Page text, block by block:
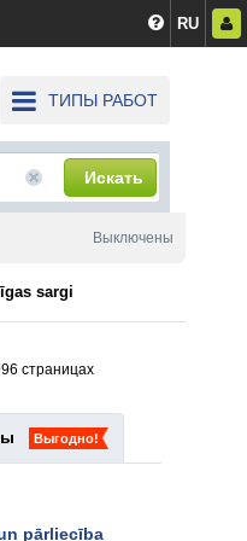
RU
ТИПЫ РАБОТ
Искать
sargi
страницах
Выгодно!
pārliecība
Выключены